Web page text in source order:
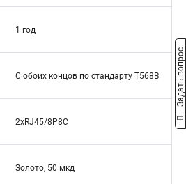
1 год
С обоих концов по стандарту T568B
2xRJ45/8P8C
Золото, 50 мкд
Задать вопрос